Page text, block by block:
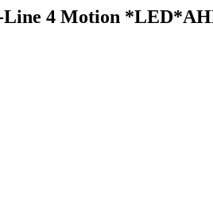
Line 4 Motion